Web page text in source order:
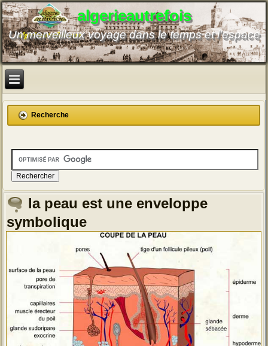
algerieautrefois
Un merveilleux voyage dans le temps et l'espace
Recherche
la peau est une enveloppe
symbolique